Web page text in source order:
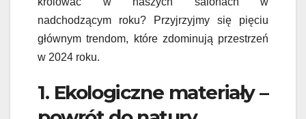
nadchodzącym roku? Przyjrzyjmy się pięciu
głównym trendom, które zdominują przestrzeń
w 2024 roku.
1. Ekologiczne materiały –